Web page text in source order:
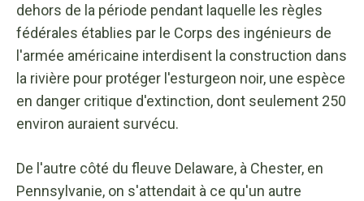
dehors de la période pendant laquelle les règles
fédérales établies par le Corps des ingénieurs de
l'armée américaine interdisent la construction dans
la rivière pour protéger l'esturgeon noir, une espèce
en danger critique d'extinction, dont seulement 250
environ auraient survécu.
De l'autre côté du fleuve Delaware, à Chester, en
Pennsylvanie, on s'attendait à ce qu'un autre